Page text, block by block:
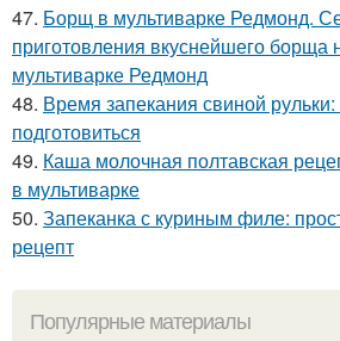
47. Борщ в мультиварке Редмонд.
приготовления вкуснейшего борща
мультиварке Редмонд
48. Время запекания свиной
подготовиться
49. Каша молочная полтавская
в мультиварке
50. Запеканка с куриным филе:
рецепт
Популярные материалы